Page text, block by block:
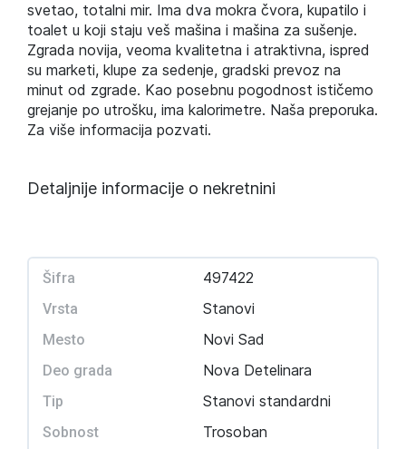
svetao, totalni mir. Ima dva mokra čvora, kupatilo i
toalet u koji staju veš mašina i mašina za sušenje.
Zgrada novija, veoma kvalitetna i atraktivna, ispred
su marketi, klupe za sedenje, gradski prevoz na
minut od zgrade. Kao posebnu pogodnost ističemo
grejanje po utrošku, ima kalorimetre. Naša preporuka.
Za više informacija pozvati.
Detaljnije informacije o nekretnini
Šifra 497422
Vrsta Stanovi
Mesto Novi Sad
Deo grada Nova Detelinara
Tip Stanovi standardni
Sobnost Trosoban